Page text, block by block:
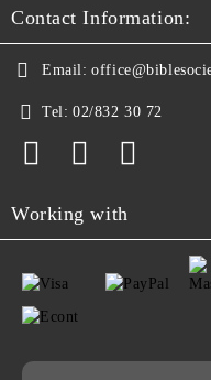
Contact Information:
Email:
Tel: 02/832 30 72
Working with